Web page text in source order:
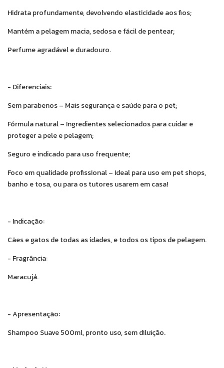
Hidrata profundamente, devolvendo elasticidade aos fios;
Mantém a pelagem macia, sedosa e fácil de pentear;
Perfume agradável e duradouro.
- Diferenciais:
Sem parabenos – Mais segurança e saúde para o pet;
Fórmula natural – Ingredientes selecionados para cuidar e
proteger a pele e pelagem;
Seguro e indicado para uso frequente;
Foco em qualidade profissional – Ideal para uso em pet shops,
banho e tosa, ou para os tutores usarem em casa!
- Indicação:
Cães e gatos de todas as idades, e todos os tipos de pelagem.
- Fragrância:
Maracujá.
- Apresentação:
Shampoo Suave 500ml, pronto uso, sem diluição.